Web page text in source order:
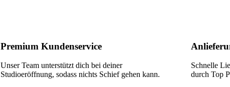
Premium Kundenservice
Unser Team unterstützt dich bei deiner
Studioeröffnung, sodass nichts Schief gehen kann.
Schnelle
durch Top